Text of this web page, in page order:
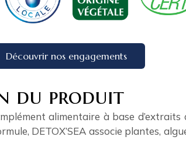
Découvrir nos engagements
du produit
alimentaire à base d’extraits
DETOX’SEA associe plantes,